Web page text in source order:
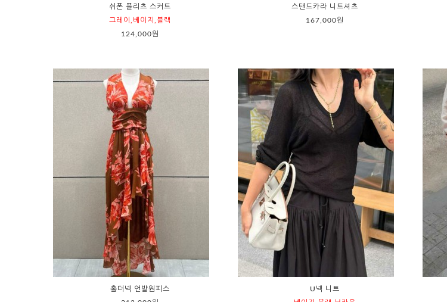
쉬폰 플리츠 스커트
그레이,베이지,블랙
124,000원
스탠드카라 니트셔츠
167,000원
홀더넥 언발원피스
U넥 니트